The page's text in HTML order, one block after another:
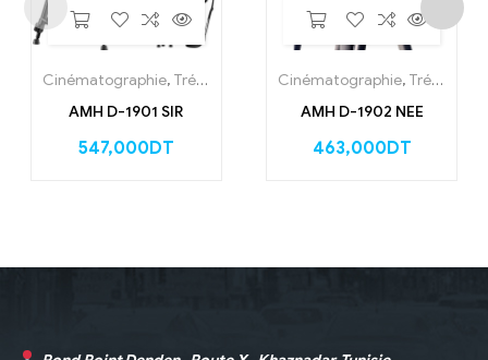
Cinématographie, Trépied
AMH D-1901 SIR
547,000DT
Cinématographie, Trépied
AMH D-1902 NEE
463,000DT